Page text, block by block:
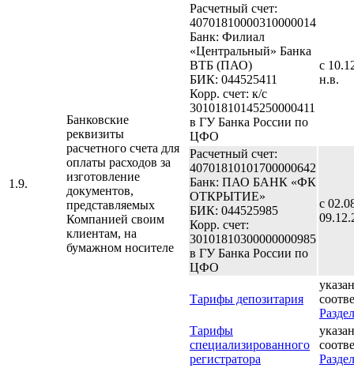
1.9.
Банковские
реквизиты
расчетного счета для
оплаты расходов за
изготовление
документов,
представляемых
Компанией своим
клиентам, на
бумажном носителе
Расчетный счет:
40701810000310000014
Банк: Филиал
«Центральный» Банка
ВТБ (ПАО)
БИК: 044525411
Корр. счет: к/с
30101810145250000411
в ГУ Банка России по
ЦФО
с
н.в.
Расчетный счет:
40701810101700000642
Банк: ПАО БАНК «ФК
ОТКРЫТИЕ»
БИК: 044525985
Корр. счет:
30101810300000000985
в ГУ Банка России по
ЦФО
с
Тарифы депозитария
Тарифы
специализированного
регистратора